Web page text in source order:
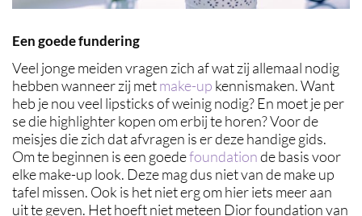
Een goede fundering
Veel jonge meiden vragen zich af wat zij allemaal nodig
hebben wanneer zij metmake-up kennismaken. Want
heb je nou veel lipsticks of weinig nodig? En moet je per
se die highlighter kopen om erbij te horen? Voor de
meisjes die zich dat afvragen is er deze handige gids.
Om te beginnen is een goedefoundationde basis voor
elke make-up look. Deze mag dus niet van de make up
tafel missen. Ook is het niet erg om hier iets meer aan
uit te geven. Het hoeft niet meteen Dior foundation van